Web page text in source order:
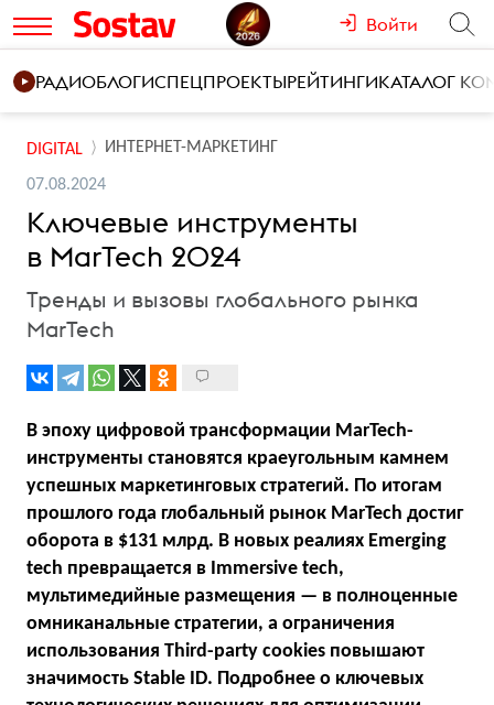
Войти
РАДИОБЛОГИСПЕЦПРОЕКТЫРЕЙТИНГИКАТАЛОГ
DIGITAL ИНТЕРНЕТ-МАРКЕТИНГ
07.08.2024
Ключевые инструменты
в MarTech 2024
Тренды и вызовы глобального рынка
MarTech
В эпоху цифровой трансформации MarTech-
инструменты становятся краеугольным камнем
успешных маркетинговых стратегий. По итогам
прошлого года глобальный рынок MarTech достиг
оборота в $131 млрд. В новых реалиях Emerging
tech превращается в Immersive tech,
мультимедийные размещения — в полноценные
омниканальные стратегии, а ограничения
использования Third-party cookies повышают
значимость Stable ID. Подробнее о ключевых